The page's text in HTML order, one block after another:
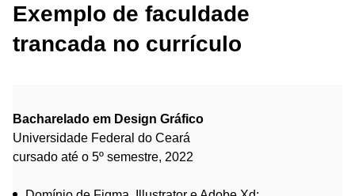
Exemplo de faculdade
trancada no currículo
Bacharelado em Design Gráfico
Universidade Federal do Ceará
cursado até o 5º semestre, 2022